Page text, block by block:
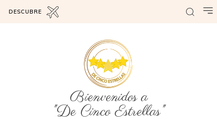
DESCUBRE
Bienvenidos a
"De Cinco Estrellas"